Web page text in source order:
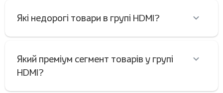
Які недорогі товари в групі HDMI?
Який преміум сегмент товарів у групі
HDMI?